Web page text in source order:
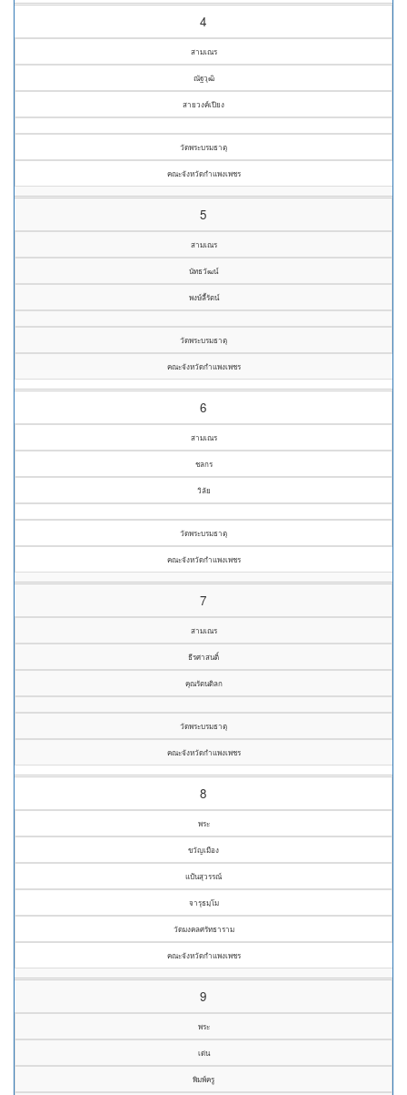
4
สามเณร
ณัฐวุฒิ
สายวงค์เปียง
วัดพระบรมธาตุ
คณะจังหวัดกำแพงเพชร
5
สามเณร
นัทธวัฒน์
พงษ์ลี้รัตน์
วัดพระบรมธาตุ
คณะจังหวัดกำแพงเพชร
6
สามเณร
ชลกร
วิลัย
วัดพระบรมธาตุ
คณะจังหวัดกำแพงเพชร
7
สามเณร
ธีรศาสนติ์
คุณรัตนดิลก
วัดพระบรมธาตุ
คณะจังหวัดกำแพงเพชร
8
พระ
ขวัญเมือง
แป้นสุวรรณ์
จารุธมฺโม
วัดมงคลศรัทธาราม
คณะจังหวัดกำแพงเพชร
9
พระ
เด่น
พิมพ์ครู